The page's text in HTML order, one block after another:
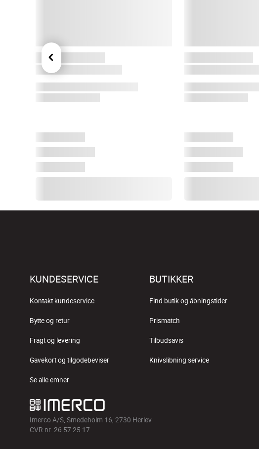
KUNDESERVICE
Kontakt kundeservice
Bytte og retur
Fragt og levering
Gavekort og tilgodebeviser
Se alle emner
BUTIKKER
Find butik og åbningstider
Prismatch
Tilbudsavis
Knivslibning service
Imerco A/S, Smedeholm 16, 2730 Herlev
CVR-nr. 26 57 25 17